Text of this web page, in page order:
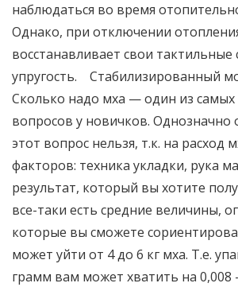
наблюдаться во время
Однако, при отключении
восстанавливает свои тактильные
упругость. Стабилизированный
Сколько надо мха — один из самых
вопросов у новичков. Однозначно
этот вопрос нельзя, т.к. на расход
факторов: техника укладки, рука
результат, который вы хотите
все-таки есть средние величины,
которые вы сможете
может уйти от 4 до 6 кг мха. Т.е.
грамм вам может хватить на 0,008